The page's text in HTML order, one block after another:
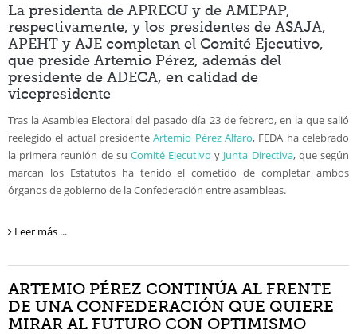
La presidenta de APRECU y de AMEPAP,
respectivamente, y los presidentes de ASAJA,
APEHT y AJE completan el Comité Ejecutivo,
que preside Artemio Pérez, además del
presidente de ADECA, en calidad de
vicepresidente
Tras la Asamblea Electoral del pasado día 23 de febrero, en la que salió
reelegido el actual presidente Artemio Pérez Alfaro, FEDA ha celebrado
la primera reunión de su Comité Ejecutivo y Junta Directiva, que según
marcan los Estatutos ha tenido el cometido de completar ambos
órganos de gobierno de la Confederación entre asambleas.
Leer más ...
ARTEMIO PÉREZ CONTINÚA AL FRENTE
DE UNA CONFEDERACIÓN QUE QUIERE
MIRAR AL FUTURO CON OPTIMISMO